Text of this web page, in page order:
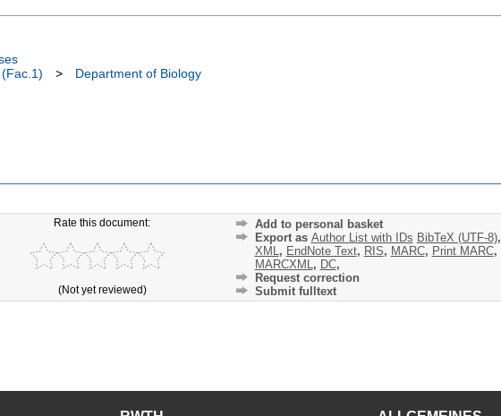
>
Department of Biology
Rate this document:
(Not yet reviewed)
Add to personal basket
Export as Author List with IDs BibTeX (UTF-8),
XML , EndNote Text, RIS, MARC, Print MARC,
MARCXML , DC,
Request correction
Submit fulltext